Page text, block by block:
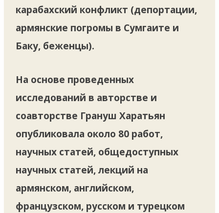
карабахский конфликт (депортации,
армянские погромы в Сумгаите и
Баку, беженцы).
На основе проведенных
исследований в авторстве и
соавторстве Грануш Харатьян
опубликовала около 80 работ,
научных статей, общедоступных
научных статей, лекций на
армянском, английском,
французском, русском и турецком